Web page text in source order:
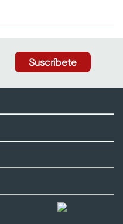
Suscríbete